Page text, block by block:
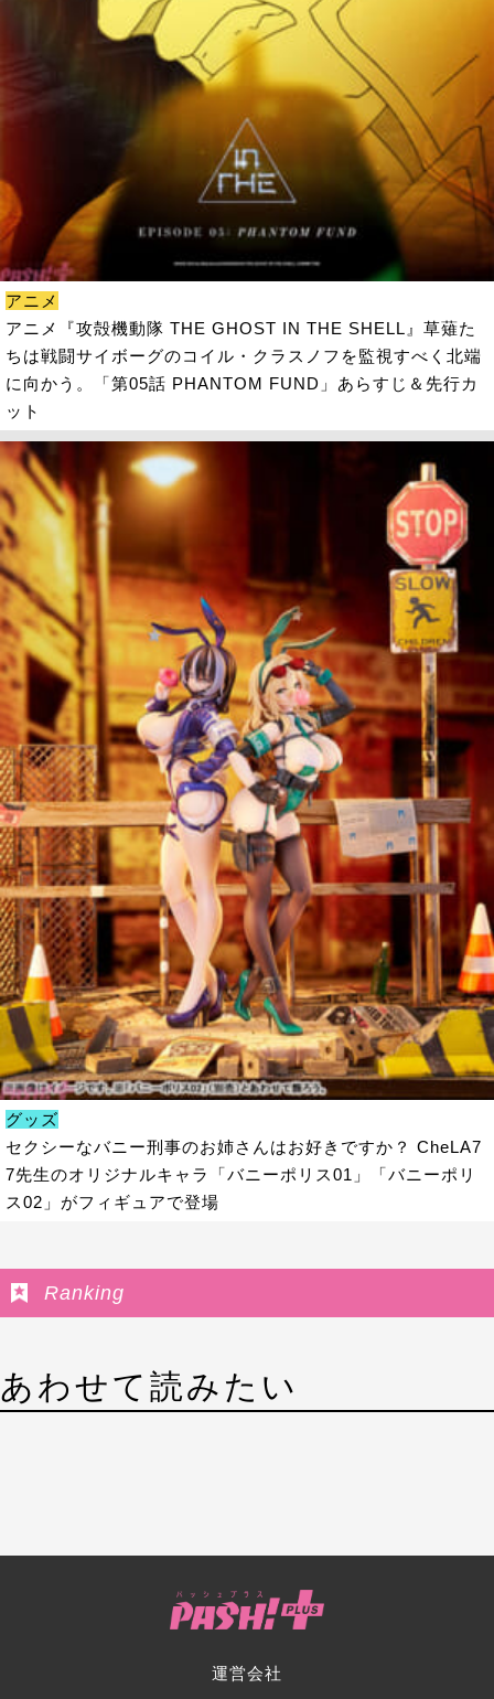
アニメ
アニメ『攻殻機動隊 THE GHOST IN THE SHELL』草薙た
ちは戦闘サイボーグのコイル・クラスノフを監視すべく北端
に向かう。「第05話 PHANTOM FUND」あらすじ＆先行カ
ット
グッズ
セクシーなバニー刑事のお姉さんはお好きですか？ CheLA7
7先生のオリジナルキャラ「バニーポリス01」「バニーポリ
ス02」がフィギュアで登場
Ranking
あわせて読みたい
運営会社